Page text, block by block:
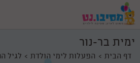
ימית בר-נור
דף הבית הפעלות לימי הולדת לגיל